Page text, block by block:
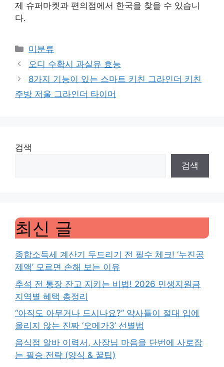
제 슈퍼마켓과 편의점에서 한국을 찾을 수 있습니
다.
Categories
미분류
오디 수확시 과실유 효능
8가지 기능이 있는 스마트 키친 그라인더 키친
주방 저울 그라인더 타이머
검색
검색
최신 글
종합소득세 계산기 두드리기 전 필수 체크! ‘누진공
제액’ 모르면 손해 보는 이유
추석 전 통장 잔고 지키는 비법! 2026 민생지원금
지역별 혜택 총정리
“아직도 아무거나 드시나요?” 약사들이 절대 입에
올리지 않는 진짜 ‘오메가3’ 선별법
음식점 알바 이력서, 사장님 마음을 단번에 사로잡
는 필승 전략 (양식 & 꿀팁)